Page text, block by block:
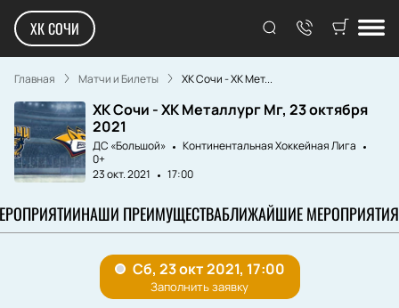
ХК СОЧИ
Главная Матчи и Билеты ХК Сочи - ХК Мет...
ХК Сочи - ХК Металлург Мг, 23 октября
2021
ДС «Большой»
Континентальная Хоккейная Лига
0+
23 окт. 2021
17:00
НАШИ ПРЕИМУЩЕСТВАБЛИЖАЙШИЕ МЕРОПРИЯТИЯ